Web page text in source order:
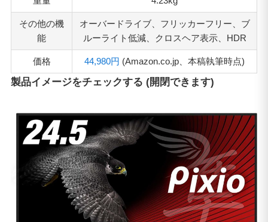
その他の機
能
オーバードライブ、フリッカーフリー、ブ
ルーライト低減、クロスヘア表示、HDR
価格 44,980円 (Amazon.co.jp、本稿執筆時点)
製品イメージをチェックする (開閉できます)